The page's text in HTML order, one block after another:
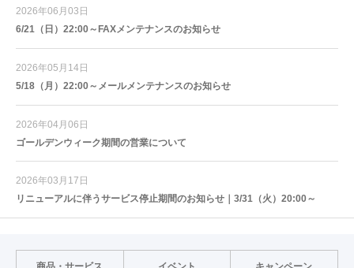
2026年06月03日
6/21（日）22:00～FAXメンテナンスのお知らせ
2026年05月14日
5/18（月）22:00～メールメンテナンスのお知らせ
2026年04月06日
ゴールデンウィーク期間の営業について
2026年03月17日
リニューアルに伴うサービス停止期間のお知らせ｜3/31（火）20:00～